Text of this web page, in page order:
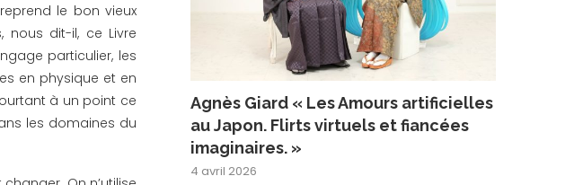
le bon vieux
nous dit-il, ce Livre
particulier, les
en physique et en
à un point ce
les domaines du
Agnès Giard « Les Amours artificielles
au Japon. Flirts virtuels et fiancées
imaginaires. »
4 avril 2026